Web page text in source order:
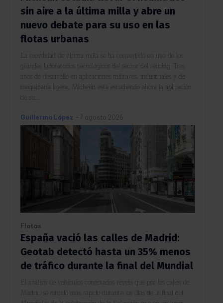
sin aire a la última milla y abre un
nuevo debate para su uso en las
flotas urbanas
La movilidad de última milla se ha convertido en uno de los
grandes laboratorios tecnológicos del sector del renting. Tras
años de desarrollo en aplicaciones militares, industriales y de
maquinaria ligera, Michelin está estudiando ahora la aplicación
de su...
Guillermo López - 7 agosto 2026
Flotas
España vació las calles de Madrid:
Geotab detectó hasta un 35% menos
de tráfico durante la final del Mundial
El análisis de vehículos conectados revela que por las calles de
Madrid se circuló más rápido durante los días de la final del